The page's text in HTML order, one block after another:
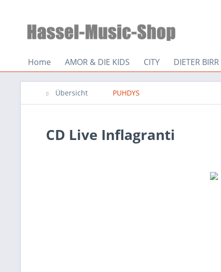
Home AMOR & DIE KIDS CITY DIETER BIRR
Übersicht PUHDYS
CD Live Inflagranti